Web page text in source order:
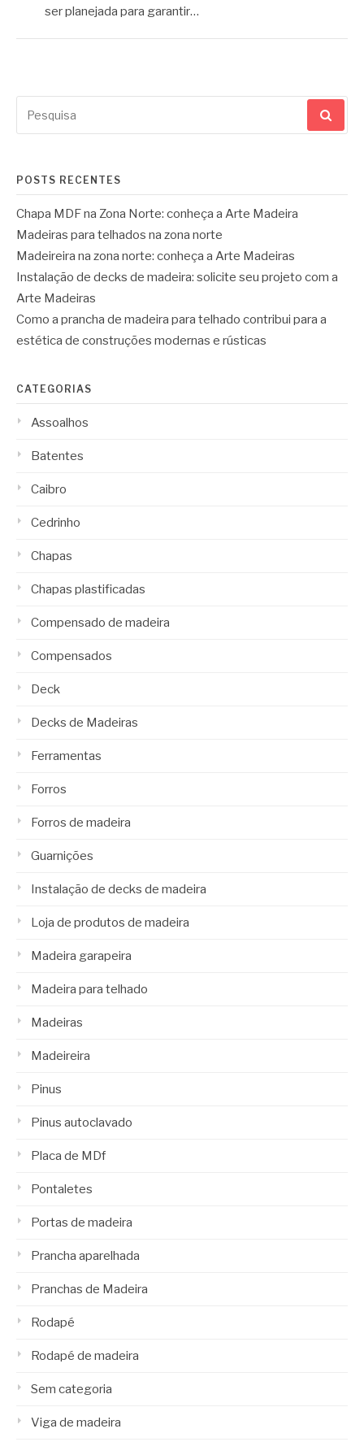
ser planejada para garantir…
por:
POSTS RECENTES
Chapa MDF na Zona Norte: conheça a Arte Madeira
Madeiras para telhados na zona norte
Madeireira na zona norte: conheça a Arte Madeiras
Instalação de decks de madeira: solicite seu projeto com a
Arte Madeiras
Como a prancha de madeira para telhado contribui para a
estética de construções modernas e rústicas
CATEGORIAS
Assoalhos
Batentes
Caibro
Cedrinho
Chapas
Chapas plastificadas
Compensado de madeira
Compensados
Deck
Decks de Madeiras
Ferramentas
Forros
Forros de madeira
Guarnições
Instalação de decks de madeira
Loja de produtos de madeira
Madeira garapeira
Madeira para telhado
Madeiras
Madeireira
Pinus
Pinus autoclavado
Placa de MDf
Pontaletes
Portas de madeira
Prancha aparelhada
Pranchas de Madeira
Rodapé
Rodapé de madeira
Sem categoria
Viga de madeira